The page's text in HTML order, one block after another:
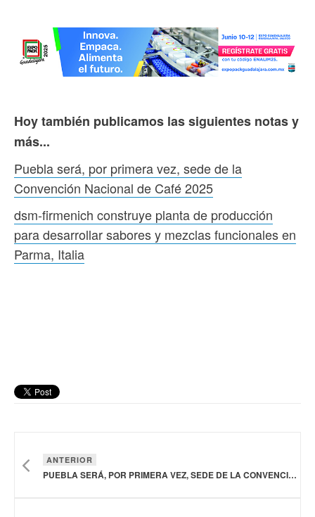
Hoy también publicamos las siguientes notas y
más...
Puebla será, por primera vez, sede de la
Convención Nacional de Café 2025
dsm-firmenich construye planta de producción
para desarrollar sabores y mezclas funcionales en
Parma, Italia
ANTERIOR
PUEBLA SERÁ, POR PRIMERA VEZ, SEDE DE LA CONVENCIÓN NACIONAL DE CAFÉ 2025